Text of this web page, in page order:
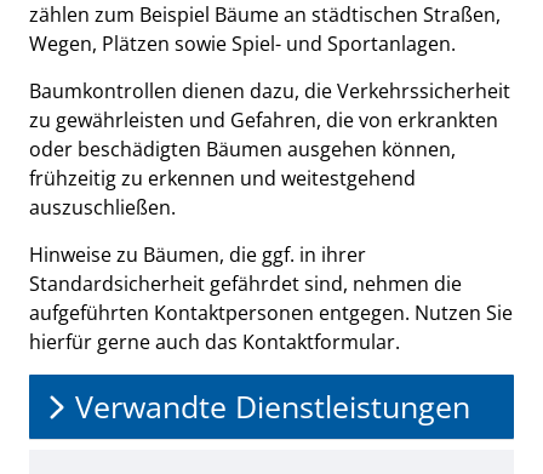
zählen zum Beispiel Bäume an städtischen Straßen,
Wegen, Plätzen sowie Spiel- und Sportanlagen.
Baumkontrollen dienen dazu, die Verkehrssicherheit
zu gewährleisten und Gefahren, die von erkrankten
oder beschädigten Bäumen ausgehen können,
frühzeitig zu erkennen und weitestgehend
auszuschließen.
Hinweise zu Bäumen, die ggf. in ihrer
Standardsicherheit gefährdet sind, nehmen die
aufgeführten Kontaktpersonen entgegen. Nutzen Sie
hierfür gerne auch das Kontaktformular.
Verwandte Dienstleistungen